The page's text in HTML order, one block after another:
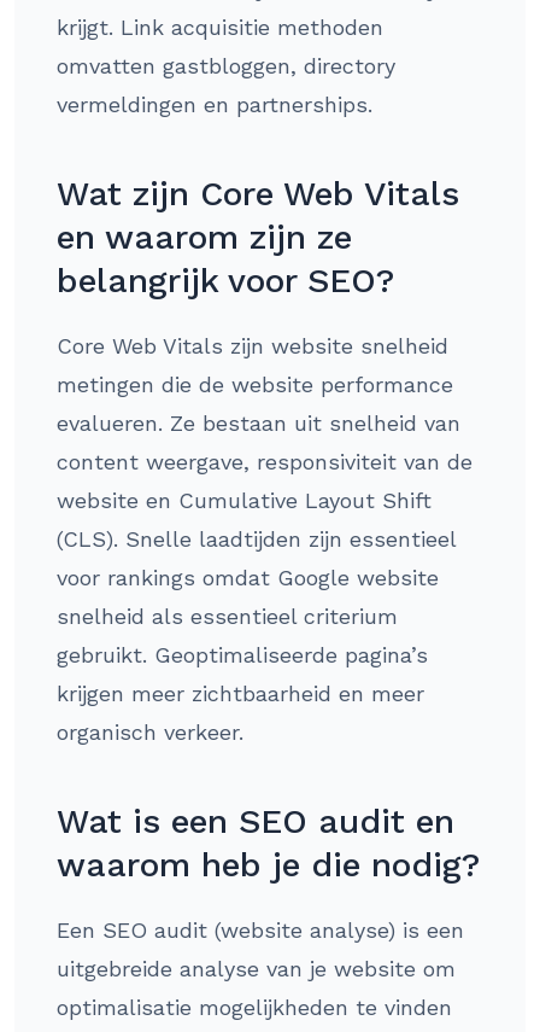
krijgt. Link acquisitie methoden
omvatten gastbloggen, directory
vermeldingen en partnerships.
Wat zijn Core Web Vitals
en waarom zijn ze
belangrijk voor SEO?
Core Web Vitals zijn website snelheid
metingen die de website performance
evalueren. Ze bestaan uit snelheid van
content weergave, responsiviteit van de
website en Cumulative Layout Shift
(CLS). Snelle laadtijden zijn essentieel
voor rankings omdat Google website
snelheid als essentieel criterium
gebruikt. Geoptimaliseerde pagina’s
krijgen meer zichtbaarheid en meer
organisch verkeer.
Wat is een SEO audit en
waarom heb je die nodig?
Een SEO audit (website analyse) is een
uitgebreide analyse van je website om
optimalisatie mogelijkheden te vinden